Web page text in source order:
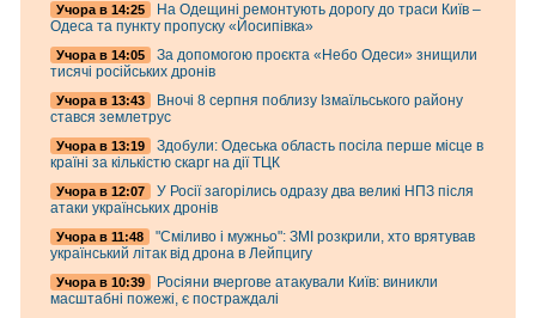
Учора в 14:25
На Одещині ремонтують дорогу до траси Київ –
Одеса та пункту пропуску «Йосипівка»
Учора в 14:05
За допомогою проєкта «Небо Одеси» знищили
тисячі російських дронів
Учора в 13:43
Вночі 8 серпня поблизу Ізмаїльського району
стався землетрус
Учора в 13:19
Здобули: Одеська область посіла перше місце в
країні за кількістю скарг на дії ТЦК
Учора в 12:07
У Росії загорілись одразу два великі НПЗ після
атаки українських дронів
Учора в 11:48
"Сміливо і мужньо": ЗМІ розкрили, хто врятував
український літак від дрона в Лейпцигу
Учора в 10:39
Росіяни вчергове атакували Київ: виникли
масштабні пожежі, є постраждалі